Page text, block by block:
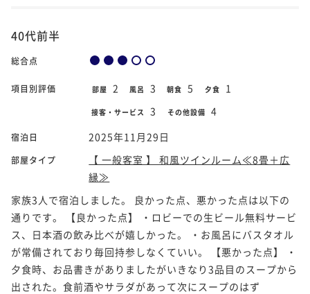
40代前半
総合点
項目別評価 部屋 2 風呂 3 朝食 5 夕食 1
接客・サービス 3 その他設備 4
宿泊日 2025年11月29日
部屋タイプ
【 一般客室 】 和風ツインルーム≪8畳＋広
縁≫
家族3人で宿泊しました。 良かった点、悪かった点は以下の
通りです。 【良かった点】 ・ロビーでの生ビール無料サービ
ス、日本酒の飲み比べが嬉しかった。 ・お風呂にバスタオル
が常備されており毎回持参しなくていい。 【悪かった点】 ・
夕食時、お品書きがありましたがいきなり3品目のスープから
出された。食前酒やサラダがあって次にスープのはず